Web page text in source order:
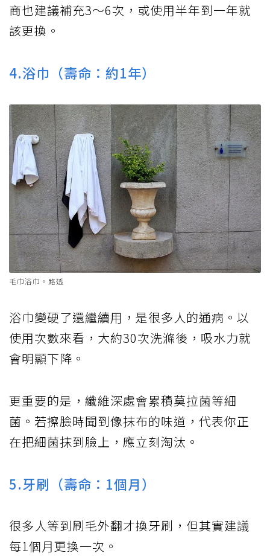
商也建議補充3～6次，或使用半年到一年就
該更換。
4.浴巾（壽命：約1年）
毛巾浴巾。路透
浴巾變硬了還繼續用，是很多人的通病。以
使用次數來看，大約30次洗滌後，吸水力就
會明顯下降。
更重要的是，纖維深處會累積莫拉菌等細
菌。若擦臉時聞到像抹布的味道，代表你正
在把細菌抹到臉上，應立刻淘汰。
5.牙刷（壽命：1個月）
很多人等到刷毛外翻才換牙刷，但其實建議
每1個月更換一次。